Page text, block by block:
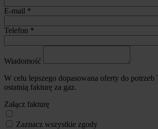
E-mail *
Telefon *
Wiadomość
W celu lepszego dopasowana oferty do potrzeb
ostatnią fakturę za gaz.
Załącz fakturę
Zaznacz wszystkie zgody